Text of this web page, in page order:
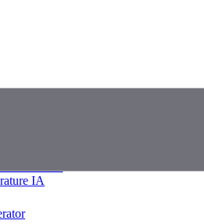
Khảo
con IA
em IA
IA